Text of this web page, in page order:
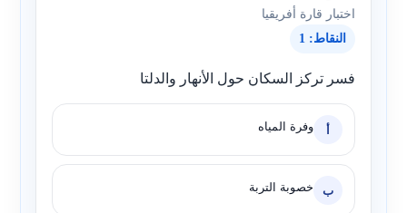
اختبار قارة أفريقيا
النقاط: 1
فسر تركز السكان حول الأنهار والدلتا
أ وفرة المياه
ب خصوبة التربة